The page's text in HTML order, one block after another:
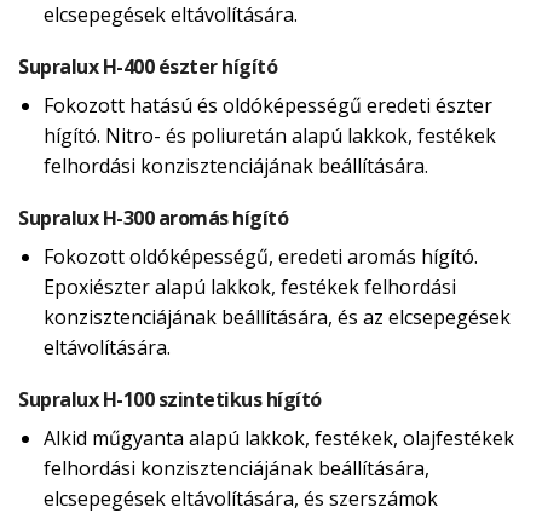
elcsepegések eltávolítására.
Supralux H-400 észter hígító
Fokozott hatású és oldóképességű eredeti észter
hígító. Nitro- és poliuretán alapú lakkok, festékek
felhordási konzisztenciájának beállítására.
Supralux H-300 aromás hígító
Fokozott oldóképességű, eredeti aromás hígító.
Epoxiészter alapú lakkok, festékek felhordási
konzisztenciájának beállítására, és az elcsepegések
eltávolítására.
Supralux H-100 szintetikus hígító
Alkid műgyanta alapú lakkok, festékek, olajfestékek
felhordási konzisztenciájának beállítására,
elcsepegések eltávolítására, és szerszámok